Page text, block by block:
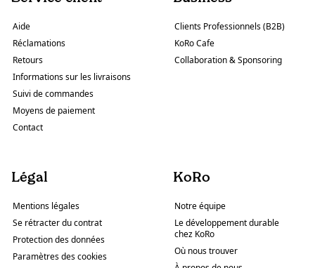
Aide
Réclamations
Retours
Informations sur les livraisons
Suivi de commandes
Moyens de paiement
Contact
Clients Professionnels (B2B)
KoRo Cafe
Collaboration & Sponsoring
Légal
Mentions légales
Se rétracter du contrat
Protection des données
Paramètres des cookies
KoRo
Notre équipe
Le développement durable
chez KoRo
Où nous trouver